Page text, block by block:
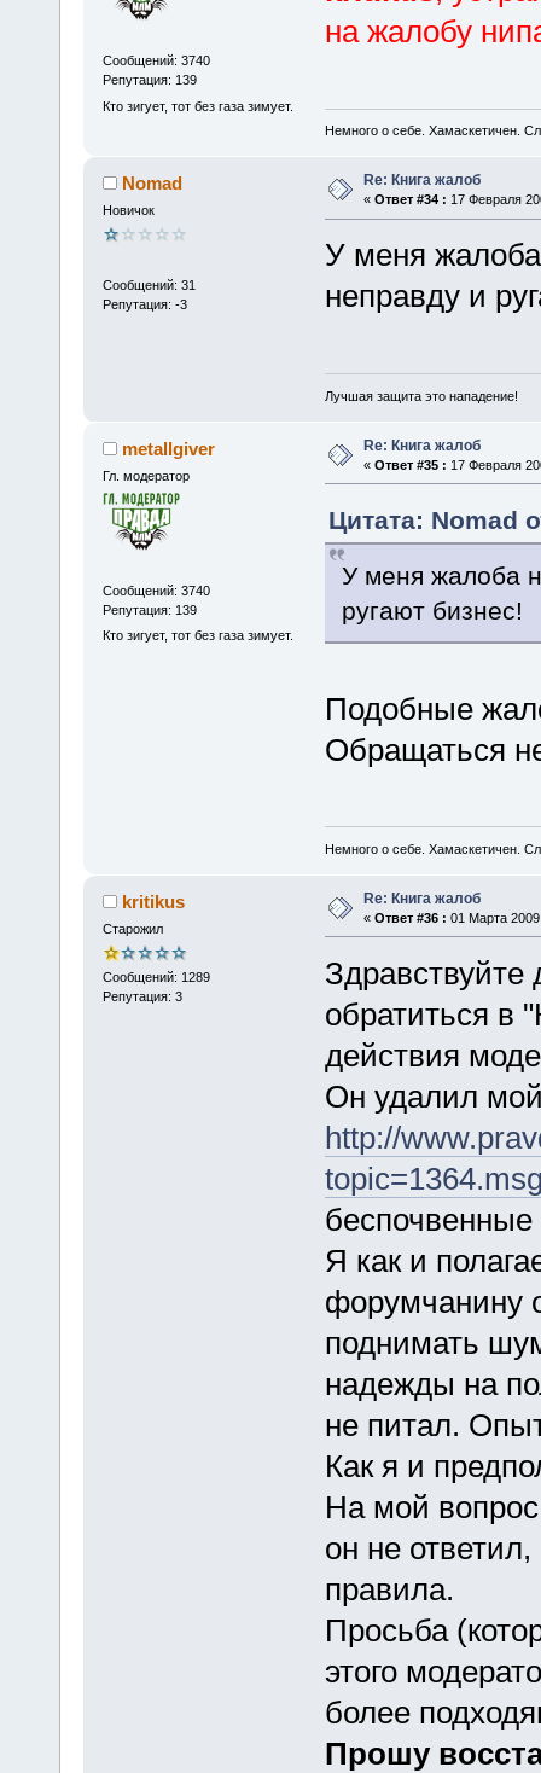
Сообщений: 3740
Репутация: 139
Кто зигует, тот без газа зимует.
на жалобу
Немного о себе. Хамаскетичен.
Nomad
Новичок
Сообщений: 31
Репутация: -3
Re: Книга жалоб
« Ответ #34 : 17 Февраля
У меня
неправду и
Лучшая защита это нападение!
metallgiver
Гл. модератор
Сообщений: 3740
Репутация: 139
Кто зигует, тот без газа зимует.
Re: Книга жалоб
« Ответ #35 : 17 Февраля
Цитата: Nomad
У меня жалоба
ругают бизнес!
Подобные
Обращаться
Немного о себе. Хамаскетичен.
kritikus
Старожил
Сообщений: 1289
Репутация: 3
Re: Книга жалоб
« Ответ #36 : 01 Марта
обратиться в
действия
Он удалил
http://
Я как и
форумчанину
поднимать
надежды на
не питал.
Как я и
На мой
он не
правила.
Просьба
этого
более
Прошу